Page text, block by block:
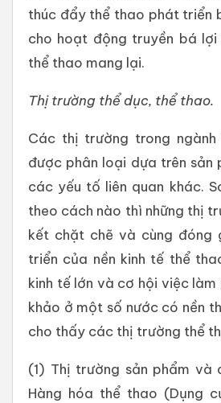
thúc đẩy thể thao phát triển
cho hoạt động truyền bá lợi
thể thao mang lại.
Thị trường thể dục, thể thao.
Các thị trường trong
được phân loại dựa trên sản
các yếu tố liên quan khác.
theo cách nào thì những thị
kết chặt chẽ và cùng đóng
triển của nền kinh tế thể
kinh tế lớn và cơ hội việc làm
khảo ở một số nước có nền
cho thấy các thị trường thể
(1) Thị trường sản phẩm và
Hàng hóa thể thao (Dụng